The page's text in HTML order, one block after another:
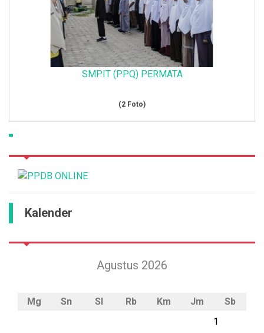
Kalender
Agustus 2026
Mg Sn Sl Rb Km Jm
Sb
1
SMPIT (PPQ) PERMATA
(2 Foto)